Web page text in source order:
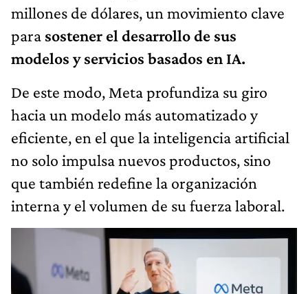
millones de dólares, un movimiento clave
para sostener el desarrollo de sus
modelos y servicios basados en IA.
De este modo, Meta profundiza su giro
hacia un modelo más automatizado y
eficiente, en el que la inteligencia artificial
no solo impulsa nuevos productos, sino
que también redefine la organización
interna y el volumen de su fuerza laboral.